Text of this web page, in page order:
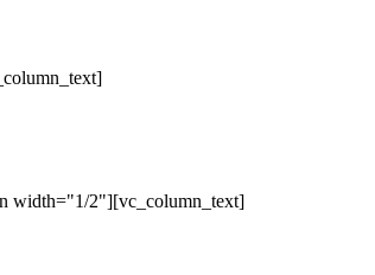
width="1/2"][vc_column_text]